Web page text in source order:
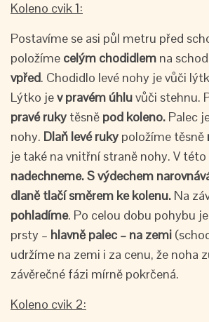
Koleno cvik 1:
Postavíme se asi půl metru před
položíme celým chodidlem na
vpřed. Chodidlo levé nohy je vůči
Lýtko jev pravém úhluvůči stehnu.
pravé ruky těsně pod koleno. Palec
nohy. Dlaň levé ruky položíme těsně
je také na vnitřní straně nohy. V
nadechneme.S výdechem
dlaně tlačí směrem ke kolenu. Na
pohladíme. Po celou dobu pohybu
prsty – hlavně palec – na zemi
udržíme na zemi i za cenu, že noha
závěrečné fázi mírně pokrčená.
Koleno cvik 2: